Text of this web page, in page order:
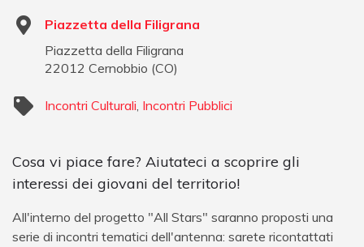
Piazzetta della Filigrana
Piazzetta della Filigrana
22012 Cernobbio (CO)
Incontri Culturali Incontri Pubblici
Cosa vi piace fare? Aiutateci a scoprire gli
interessi dei giovani del territorio!
All'interno del progetto "All Stars" saranno proposti una
serie di incontri tematici dell'antenna: sarete ricontattati